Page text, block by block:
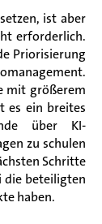
ist aber
erforderlich.
Priorisierung
mit größerem
es ein breites
über KI-
zu schulen
Schritte
die beteiligten
haben.